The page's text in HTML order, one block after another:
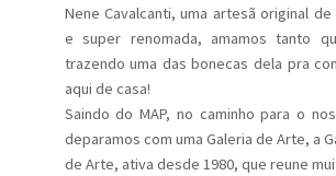
Nene Cavalcanti, uma artesã original
e super renomada, amamos tanto
trazendo uma das bonecas dela pra
aqui de casa!
Saindo do MAP, no caminho para o
deparamos com uma Galeria de Arte, a
de Arte, ativa desde 1980, que reune